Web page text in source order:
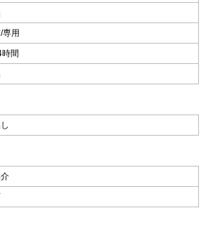
専用
時間